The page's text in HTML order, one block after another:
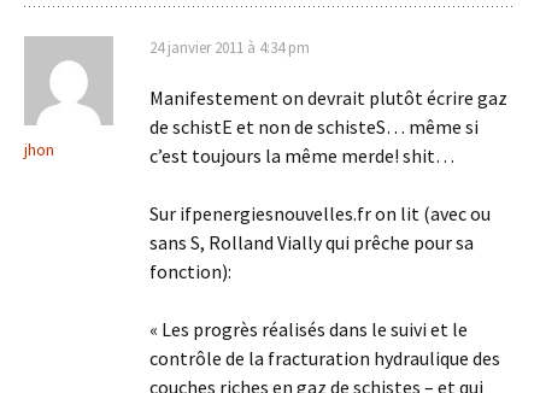
jhon
24 janvier 2011 à 4:34 pm
Manifestement on devrait plutôt écrire gaz
de schistE et non de schisteS… même si
c’est toujours la même merde! shit…
Sur ifpenergiesnouvelles.fr on lit (avec ou
sans S, Rolland Vially qui prêche pour sa
fonction):
« Les progrès réalisés dans le suivi et le
contrôle de la fracturation hydraulique des
couches riches en gaz de schistes – et qui